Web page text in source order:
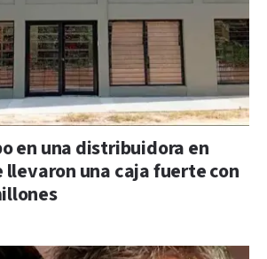
en una distribuidora en
llevaron una caja fuerte con